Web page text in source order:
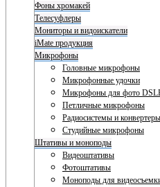
Фоны хромакей
Телесуфлеры
Мониторы и видоискатели
iMate продукция
Микрофоны
Головные микрофоны
Микрофонные удочки
Микрофоны для фото
Петличные микрофоны
Радиосистемы и конвертеры
Студийные микрофоны
Штативы и моноподы
Видеоштативы
Фотоштативы
Моноподы для